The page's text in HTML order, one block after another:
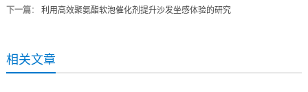
下一篇： 利用高效聚氨酯软泡催化剂提升沙发坐感体验的研究
相关文章